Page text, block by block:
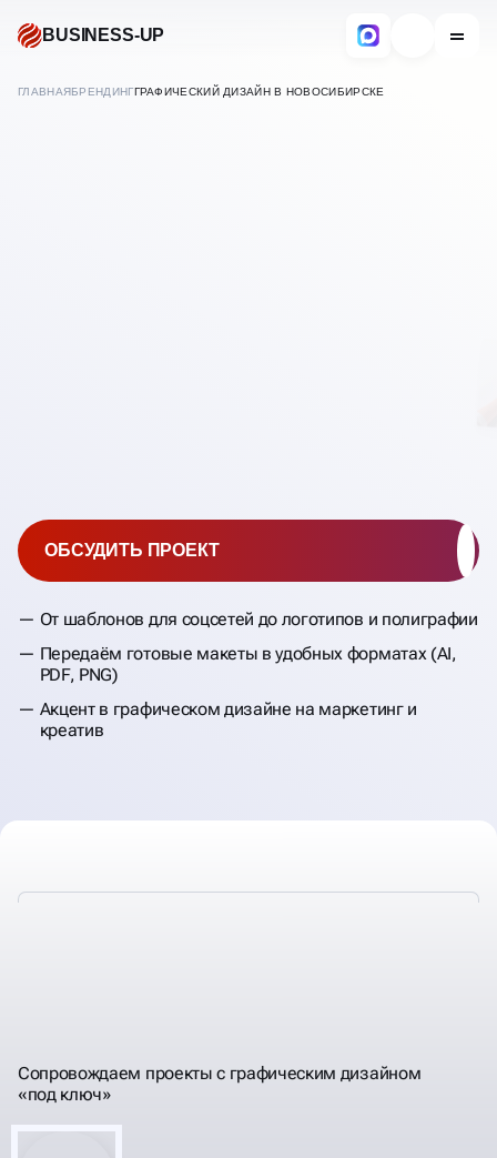
BUSINESS-UP
ГЛАВНАЯБРЕНДИНГГРАФИЧЕСКИЙ ДИЗАЙН В НОВОСИБИРСКЕ
От шаблонов для соцсетей до логотипов и полиграфии
Передаём готовые макеты в удобных форматах (AI,
PDF, PNG)
Акцент в графическом дизайне на маркетинг и
креатив
ОБСУДИТЬ ПРОЕКТ
ОФОРМИМ ВСЁ —
ОТ СОЦСЕТЕЙ
ДО ПОЛИГРАФИИ
Сопровождаем проекты с графическим дизайном
«под ключ»